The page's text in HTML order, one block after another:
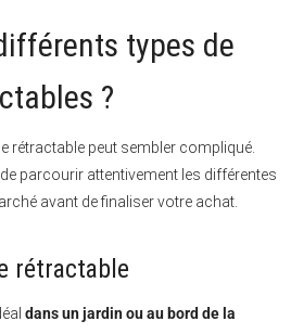
types de
?
rétractable peut sembler compliqué.
parcourir attentivement les différentes
avant de finaliser votre achat.
rétractable
dans un jardin ou au bord de la